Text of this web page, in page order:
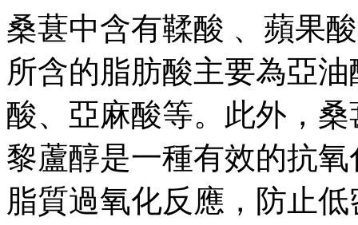
桑葚中含有鞣酸 、蘋果酸
所含的脂肪酸主要為亞油酸
酸、亞麻酸等。此外
黎蘆醇是一種有效的抗氧
脂質過氧化反應，防